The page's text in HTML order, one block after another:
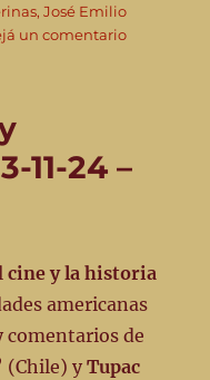
,José Emilio
un comentarioen
-24
y
por
Radio
Futura
11-24 –
cine y la historia
americanas
comentarios de
(Chile) yTupac